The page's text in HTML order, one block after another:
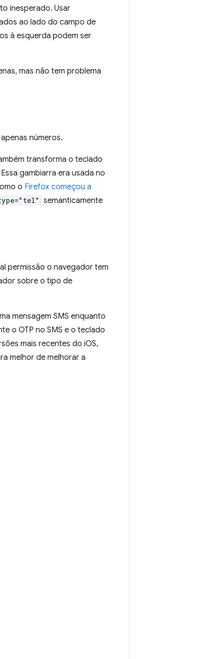
inesperado. Usar
ao lado do campo de
à esquerda podem ser
mas não tem problema
números.
transforma o teclado
gambiarra era usada no
o Firefox começou a
semanticamente
permissão o navegador tem
sobre o tipo de
mensagem SMS enquanto
o OTP no SMS e o teclado
mais recentes do iOS,
melhor de melhorar a